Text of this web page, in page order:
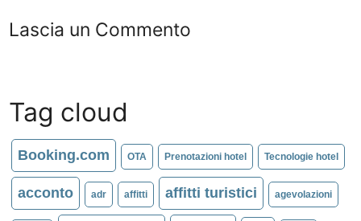
Lascia un Commento
Tag cloud
Booking.com OTA Prenotazioni hotel Tecnologie hotel
acconto adr affitti affitti turistici agevolazioni